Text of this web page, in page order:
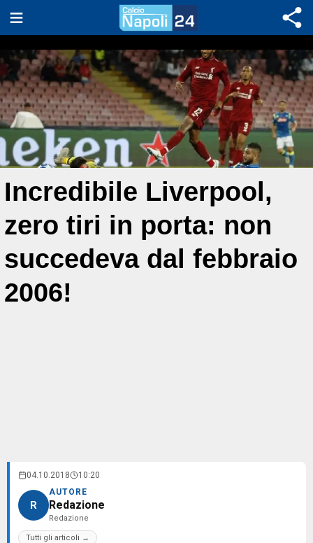
Incredibile Liverpool,
zero tiri in porta: non
succedeva dal febbraio
2006!
04.10.2018 10:20
R
AUTORE
Redazione
Redazione
Tutti gli articoli →